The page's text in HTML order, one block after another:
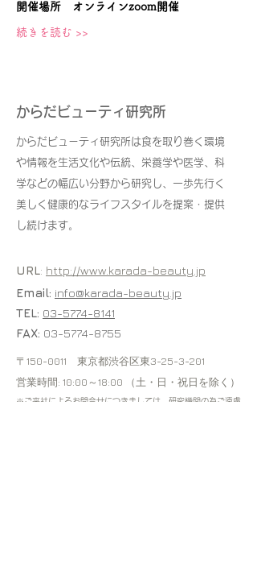
開催場所　オンラインzoom開催
続きを読む >>
からだビューティ研究所
からだビューティ研究所は食を取り巻く環境
や情報を生活文化や伝統、栄養学や医学、科
学などの幅広い分野から研究し、一歩先行く
美しく健康的なライフスタイルを提案・提供
し続けます。
URL: http://www.karada-beauty.jp
Email: info@karada-beauty.jp
TEL: 03-5774-8141
FAX: 03-5774-8755
〒150-0011 東京都渋谷区東3-25-3-201
営業時間: 10:00～18:00 （土・日・祝日を除く）
※ご来社によるお問合せにつきましては、研究機関の為ご遠慮